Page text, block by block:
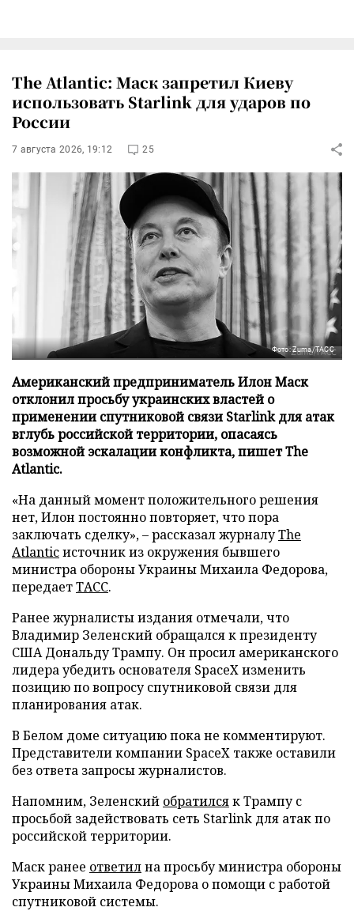
The Atlantic: Маск запретил Киеву
использовать Starlink для ударов по
России
7 августа 2026, 19:12 25
Фото: Zuma/ТАСС
Американский предприниматель Илон Маск
отклонил просьбу украинских властей о
применении спутниковой связи Starlink для атак
вглубь российской территории, опасаясь
возможной эскалации конфликта, пишет The
Atlantic.
«На данный момент положительного решения
нет, Илон постоянно повторяет, что пора
заключать сделку», – рассказал журналуThe
Atlanticисточник из окружения бывшего
министра обороны Украины Михаила Федорова,
передаетТАСС.
Ранее журналисты издания отмечали, что
Владимир Зеленский обращался к президенту
США Дональду Трампу. Он просил американского
лидера убедить основателя SpaceX изменить
позицию по вопросу спутниковой связи для
планирования атак.
В Белом доме ситуацию пока не комментируют.
Представители компании SpaceX также оставили
без ответа запросы журналистов.
Напомним, Зеленский обратилсяк Трампу с
просьбой задействовать сеть Starlink для атак по
российской территории.
Маск ранее ответилна просьбу министра обороны
Украины Михаила Федорова о помощи с работой
спутниковой системы.